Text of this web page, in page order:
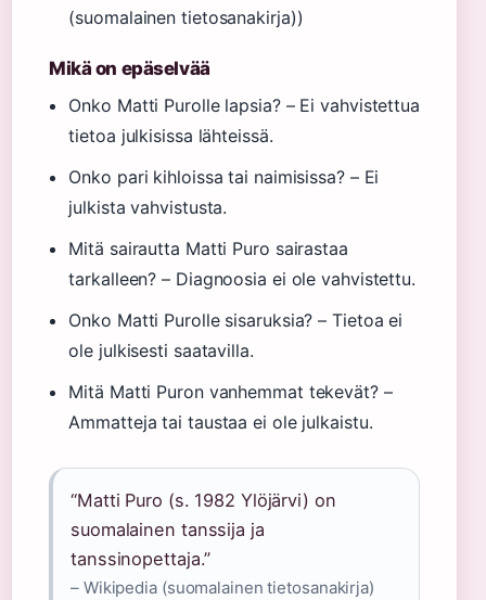
(suomalainen tietosanakirja))
Mikä on epäselvää
Onko Matti Purolle lapsia? – Ei vahvistettua
tietoa julkisissa lähteissä.
Onko pari kihloissa tai naimisissa? – Ei
julkista vahvistusta.
Mitä sairautta Matti Puro sairastaa
tarkalleen? – Diagnoosia ei ole vahvistettu.
Onko Matti Purolle sisaruksia? – Tietoa ei
ole julkisesti saatavilla.
Mitä Matti Puron vanhemmat tekevät? –
Ammatteja tai taustaa ei ole julkaistu.
“Matti Puro (s. 1982 Ylöjärvi) on
suomalainen tanssija ja
tanssinopettaja.”
– Wikipedia (suomalainen tietosanakirja)